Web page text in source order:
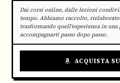
Dai corsi online, dalle lezioni
tempo. Abbiamo raccolto,
trasformando quell'esperienza in una
accompagnarti passo dopo passo.
ACQUISTA